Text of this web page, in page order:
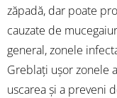
zăpadă, dar poate
cauzate de
general, zonele
Greblați ușor zonele
uscarea și a preveni